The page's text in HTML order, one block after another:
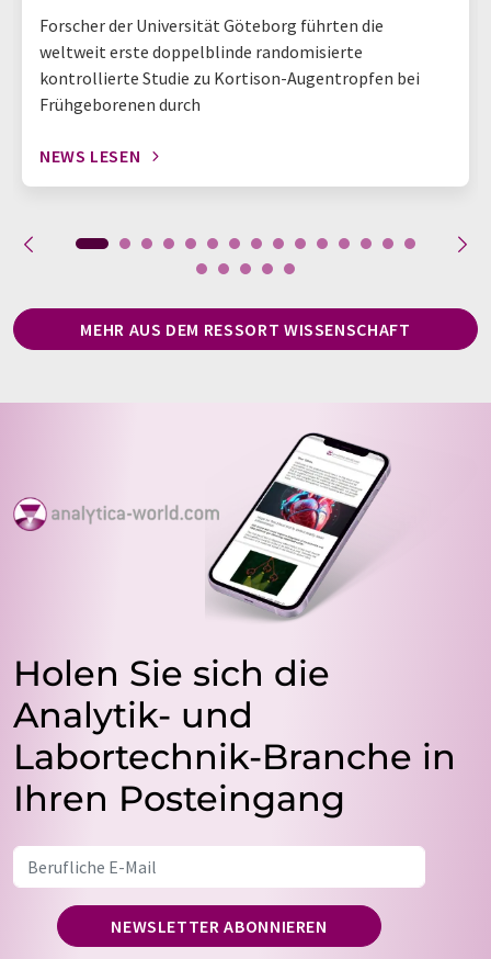
Forscher der Universität Göteborg führten die
weltweit erste doppelblinde randomisierte
kontrollierte Studie zu Kortison-Augentropfen bei
Frühgeborenen durch
NEWS LESEN
MEHR AUS DEM RESSORT WISSENSCHAFT
Holen Sie sich die
Analytik- und
Labortechnik-Branche in
Ihren Posteingang
NEWSLETTER ABONNIEREN